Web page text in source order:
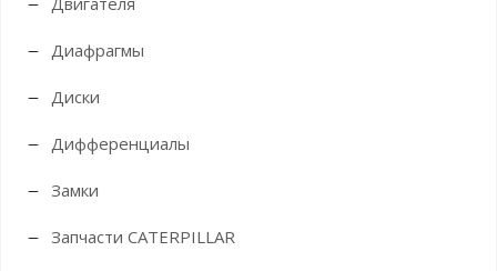
Диафрагмы
Диски
Дифференциалы
Замки
Запчасти CATERPILLAR